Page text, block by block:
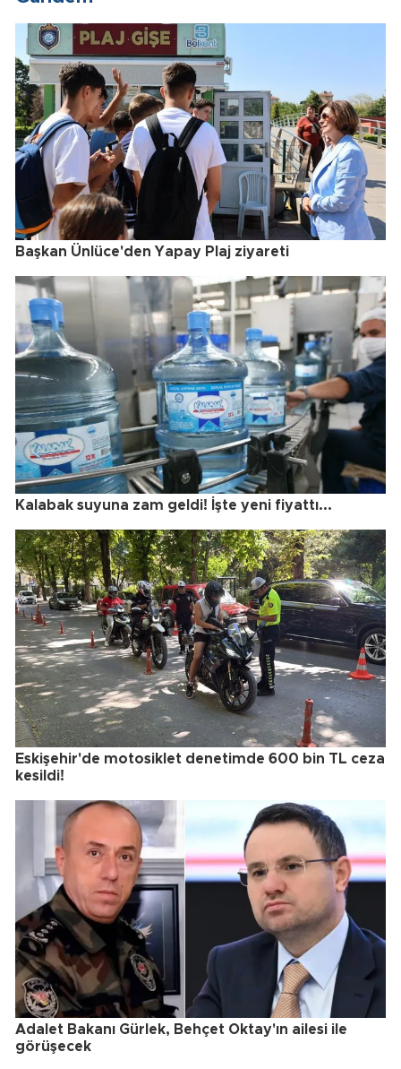
Başkan Ünlüce'den Yapay Plaj ziyareti
Kalabak suyuna zam geldi! İşte yeni fiyattı...
Eskişehir'de motosiklet denetimde 600 bin TL ceza
kesildi!
Adalet Bakanı Gürlek, Behçet Oktay'ın ailesi ile
görüşecek